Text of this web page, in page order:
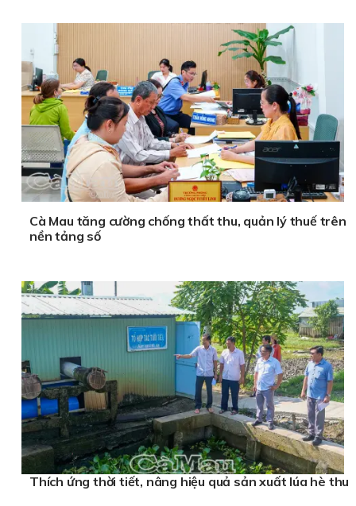
Cà Mau tăng cường chống thất thu, quản lý thuế trên
nền tảng số
Thích ứng thời tiết, nâng hiệu quả sản xuất lúa hè thu